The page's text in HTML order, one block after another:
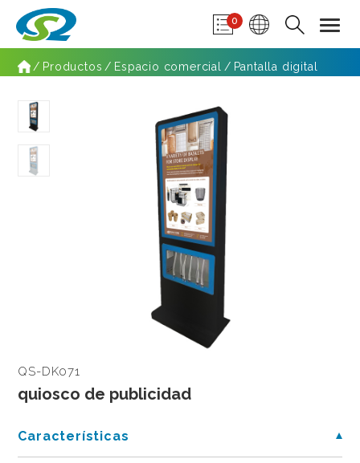
0
Productos Espacio comercial Pantalla digital
QS-DK071
quiosco de publicidad
Características